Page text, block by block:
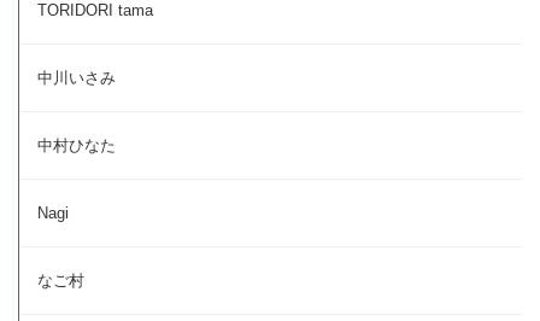
TORIDORI tama
中川いさみ
中村ひなた
Nagi
なご村